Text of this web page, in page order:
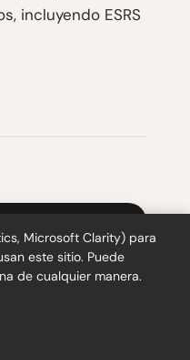
incluyendo ESRS
de
que hace que las
Microsoft Clarity) para
este sitio. Puede
de cualquier manera.